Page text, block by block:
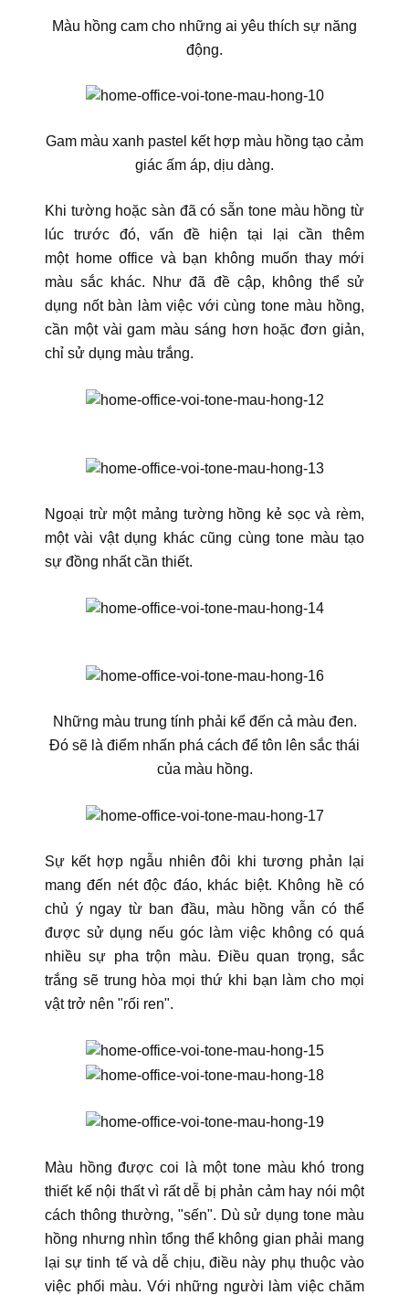
Màu hồng cam cho những ai yêu thích sự năng
động.
Gam màu xanh pastel kết hợp màu hồng tạo cảm
giác ấm áp, dịu dàng.
Khi tường hoặc sàn đã có sẵn tone màu hồng từ
lúc trước đó, vấn đề hiện tại lại cần thêm
một home office và bạn không muốn thay mới
màu sắc khác. Như đã đề cập, không thể sử
dụng nốt bàn làm việc với cùng tone màu hồng,
cần một vài gam màu sáng hơn hoặc đơn giản,
chỉ sử dụng màu trắng.
Ngoại trừ một mảng tường hồng kẻ sọc và rèm,
một vài vật dụng khác cũng cùng tone màu tạo
sự đồng nhất cần thiết.
Những màu trung tính phải kể đến cả màu đen.
Đó sẽ là điểm nhấn phá cách để tôn lên sắc thái
của màu hồng.
Sự kết hợp ngẫu nhiên đôi khi tương phản lại
mang đến nét độc đáo, khác biệt. Không hề có
chủ ý ngay từ ban đầu, màu hồng vẫn có thể
được sử dụng nếu góc làm việc không có quá
nhiều sự pha trộn màu. Điều quan trọng, sắc
trắng sẽ trung hòa mọi thứ khi bạn làm cho mọi
vật trở nên "rối ren".
Màu hồng được coi là một tone màu khó trong
thiết kế nội thất vì rất dễ bị phản cảm hay nói một
cách thông thường, "sến". Dù sử dụng tone màu
hồng nhưng nhìn tổng thể không gian phải mang
lại sự tinh tế và dễ chịu, điều này phụ thuộc vào
việc phối màu. Với những người làm việc chăm